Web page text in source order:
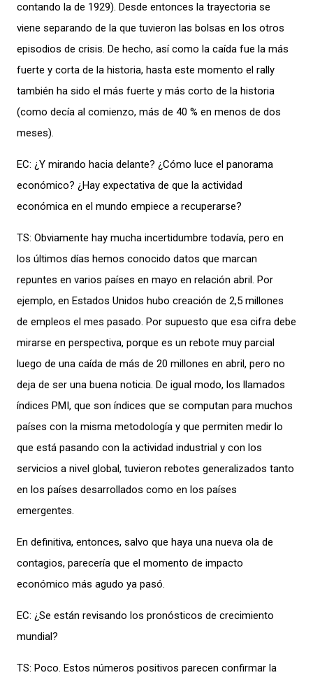
contando la de 1929). Desde entonces la trayectoria se
viene separando de la que tuvieron las bolsas en los otros
episodios de crisis. De hecho, así como la caída fue la más
fuerte y corta de la historia, hasta este momento el rally
también ha sido el más fuerte y más corto de la historia
(como decía al comienzo, más de 40 % en menos de dos
meses).
EC: ¿Y mirando hacia delante? ¿Cómo luce el panorama
económico? ¿Hay expectativa de que la actividad
económica en el mundo empiece a recuperarse?
TS: Obviamente hay mucha incertidumbre todavía, pero en
los últimos días hemos conocido datos que marcan
repuntes en varios países en mayo en relación abril. Por
ejemplo, en Estados Unidos hubo creación de 2,5 millones
de empleos el mes pasado. Por supuesto que esa cifra debe
mirarse en perspectiva, porque es un rebote muy parcial
luego de una caída de más de 20 millones en abril, pero no
deja de ser una buena noticia. De igual modo, los llamados
índices PMI, que son índices que se computan para muchos
países con la misma metodología y que permiten medir lo
que está pasando con la actividad industrial y con los
servicios a nivel global, tuvieron rebotes generalizados tanto
en los países desarrollados como en los países
emergentes.
En definitiva, entonces, salvo que haya una nueva ola de
contagios, parecería que el momento de impacto
económico más agudo ya pasó.
EC: ¿Se están revisando los pronósticos de crecimiento
mundial?
TS: Poco. Estos números positivos parecen confirmar la